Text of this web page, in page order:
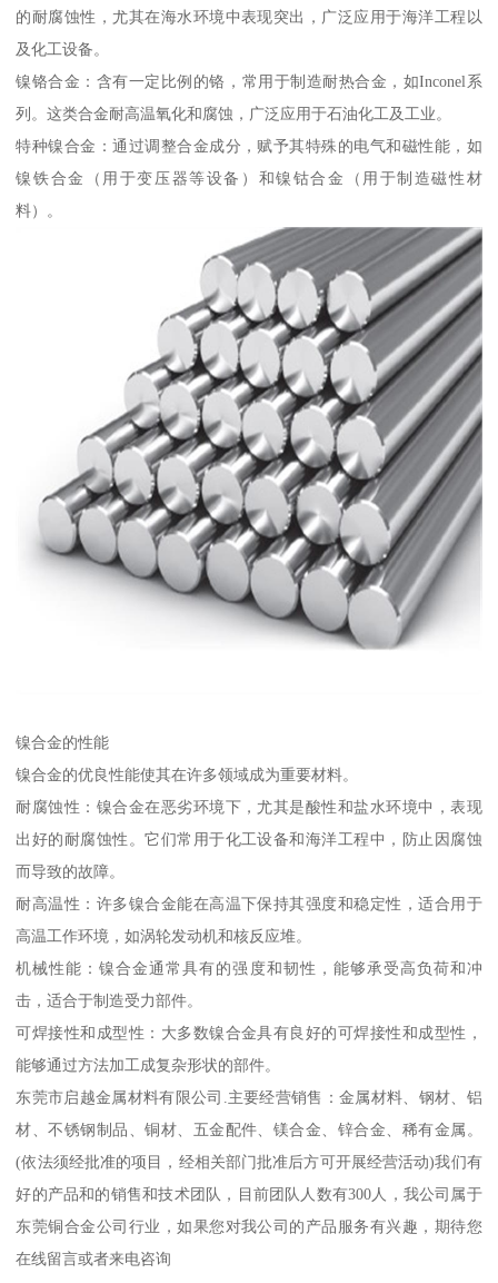
的耐腐蚀性，尤其在海水环境中表现突出，广泛应用于海洋工程以
及化工设备。
镍铬合金：含有一定比例的铬，常用于制造耐热合金，如Inconel系
列。这类合金耐高温氧化和腐蚀，广泛应用于石油化工及工业。
特种镍合金：通过调整合金成分，赋予其特殊的电气和磁性能，如
镍铁合金（用于变压器等设备）和镍钴合金（用于制造磁性材
料）。
镍合金的性能
镍合金的优良性能使其在许多领域成为重要材料。
耐腐蚀性：镍合金在恶劣环境下，尤其是酸性和盐水环境中，表现
出好的耐腐蚀性。它们常用于化工设备和海洋工程中，防止因腐蚀
而导致的故障。
耐高温性：许多镍合金能在高温下保持其强度和稳定性，适合用于
高温工作环境，如涡轮发动机和核反应堆。
机械性能：镍合金通常具有的强度和韧性，能够承受高负荷和冲
击，适合于制造受力部件。
可焊接性和成型性：大多数镍合金具有良好的可焊接性和成型性，
能够通过方法加工成复杂形状的部件。
东莞市启越金属材料有限公司.主要经营销售：金属材料、钢材、铝
材、不锈钢制品、铜材、五金配件、镁合金、锌合金、稀有金属。
(依法须经批准的项目，经相关部门批准后方可开展经营活动)我们有
好的产品和的销售和技术团队，目前团队人数有300人，我公司属于
东莞铜合金公司行业，如果您对我公司的产品服务有兴趣，期待您
在线留言或者来电咨询